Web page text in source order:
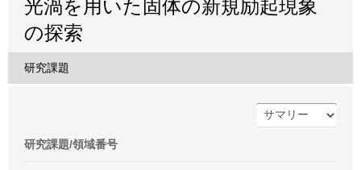
光渦を用いた固体の新規励起現象
の探索
研究課題
研究課題/領域番号